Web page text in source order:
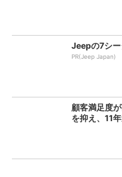
Jeepの7シー
PR(Jeep Japan)
顧客満足度
を抑え、11